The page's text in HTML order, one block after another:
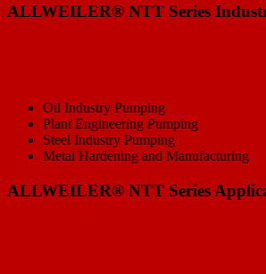
ALLWEILER® NTT Series
Oil Industry Pumping
Plant Engineering Pumping
Steel Industry Pumping
Metal Hardening and Manufacturing
ALLWEILER® NTT Series